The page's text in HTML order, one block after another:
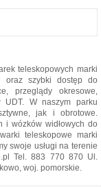
teleskopowych marki
oraz szybki dostęp do
przeglądy okresowe,
UDT. W naszym parku
jak i obrotowe.
i wózków widłowych do
teleskopowe marki
swoje usługi na terenie
Tel. 883 770 870 Ul.
woj. pomorskie.